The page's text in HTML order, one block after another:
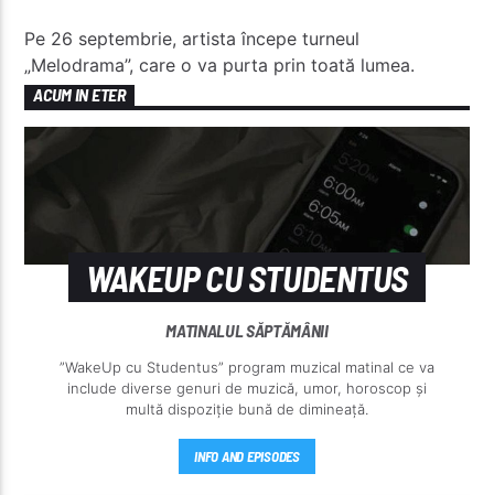
Pe 26 septembrie, artista începe turneul
„Melodrama”, care o va purta prin toată lumea.
ACUM IN ETER
WAKEUP CU STUDENTUS
MATINALUL SĂPTĂMÂNII
”WakeUp cu Studentus” program muzical matinal ce va
include diverse genuri de muzică, umor, horoscop și
multă dispoziție bună de dimineață.
INFO AND EPISODES